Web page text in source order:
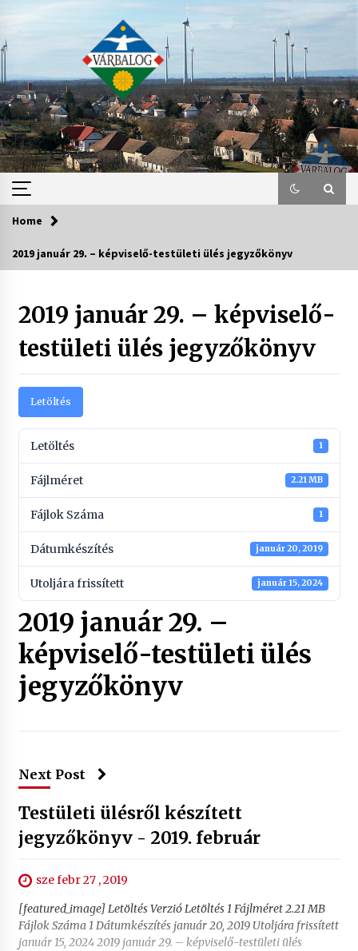
content
Home
2019 január 29. – képviselő-testületi ülés jegyzőkönyv
2019 január 29. – képviselő-
testületi ülés jegyzőkönyv
Letöltés
Letöltés 1
Fájlméret 2.21 MB
Fájlok Száma 1
Dátumkészítés január 20, 2019
Utoljára frissített január 15, 2024
2019 január 29. –
képviselő-testületi ülés
jegyzőkönyv
Next Post
Testületi ülésről készített
jegyzőkönyv - 2019. február
sze febr 27 , 2019
[featured_image] Letöltés Verzió Letöltés 1 Fájlméret 2.21 MB
Fájlok Száma 1 Dátumkészítés január 20, 2019 Utoljára frissített
január 15, 2024 2019 január 29. – képviselő-testületi ülés